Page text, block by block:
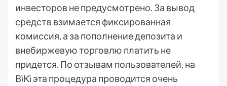
инвесторов не предусмотрено. За вывод
средств взимается фиксированная
комиссия, а за пополнение депозита и
внебиржевую торговлю платить не
придется. По отзывам пользователей, на
BiKi эта процедура проводится очень